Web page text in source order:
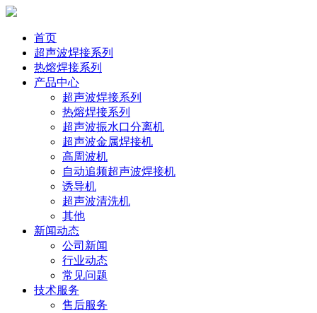
首页
超声波焊接系列
热熔焊接系列
产品中心
超声波焊接系列
热熔焊接系列
超声波振水口分离机
超声波金属焊接机
高周波机
自动追频超声波焊接机
诱导机
超声波清洗机
其他
新闻动态
公司新闻
行业动态
常见问题
技术服务
售后服务